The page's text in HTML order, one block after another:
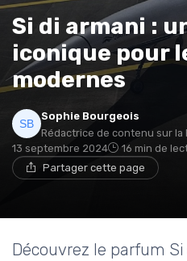
Si di armani :
iconique pour
modernes
Sophie Bourgeois
Rédactrice de contenu sur la
13 septembre 2024
16 min de
Partager cette page
Découvrez le parfum